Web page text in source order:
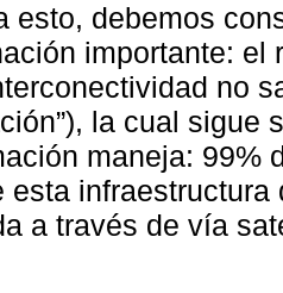
esto, debemos
importante: el
no
la cual sigue
maneja: 99%
esta
a través de vía